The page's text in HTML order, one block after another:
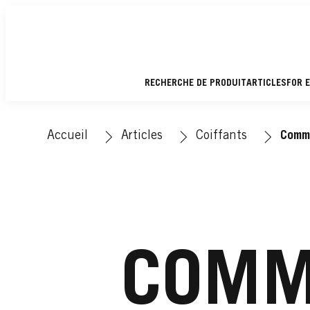
RECHERCHE DE PRODUIT ARTICLESFOR
Accueil Articles Coiffants